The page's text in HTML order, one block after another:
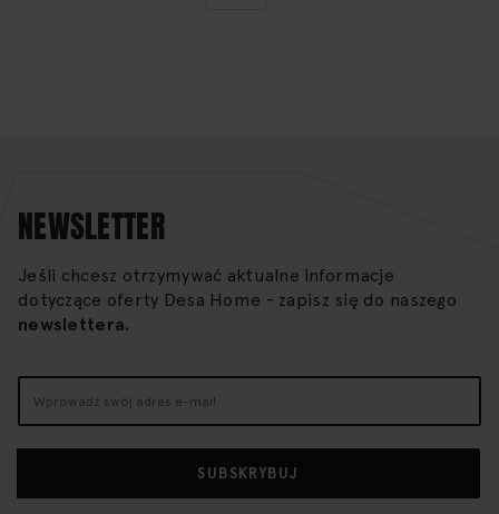
NEWSLETTER
Jeśli chcesz otrzymywać aktualne informacje
dotyczące oferty Desa Home - zapisz się do naszego
newslettera.
nasz
SUBSKRYBUJ